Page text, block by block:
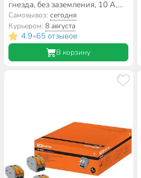
гнезда, без заземления, 10 А,
IP20, белая, TDM Electric,
Ладога, SQ1801-0017
Самовывоз:сегодня
Курьером:8 августа
4.9•65 отзывов
В корзину